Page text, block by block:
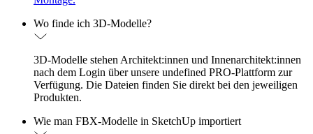
Wo finde ich 3D-Modelle?
3D-Modelle stehen Architekt:innen und Innenarchitekt:innen
nach dem Login über unsere undefined PRO-Plattform zur
Verfügung. Die Dateien finden Sie direkt bei den jeweiligen
Produkten.
Wie man FBX-Modelle in SketchUp importiert